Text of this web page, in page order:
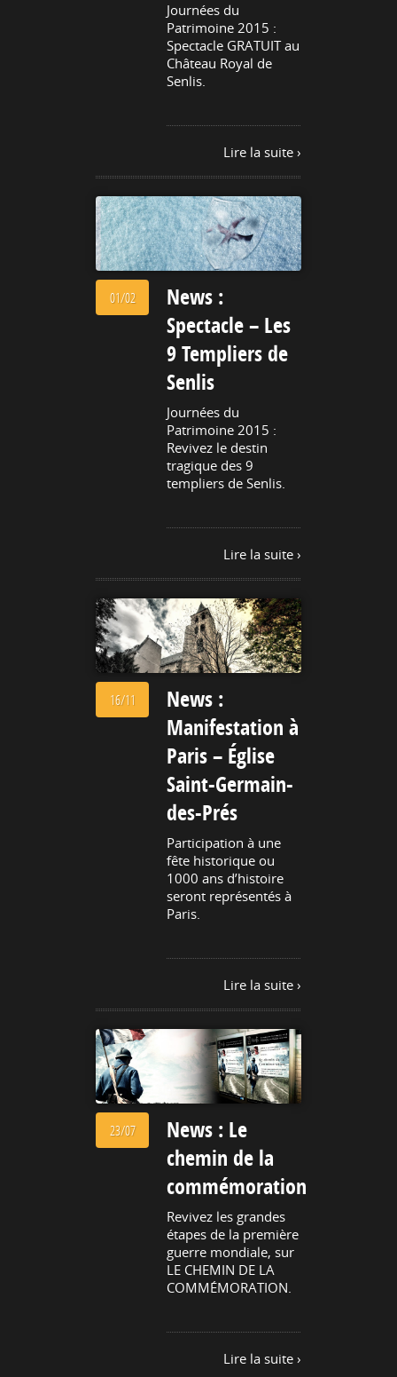
Journées du
Patrimoine 2015 :
Spectacle GRATUIT au
Château Royal de
Senlis.
Lire la suite ›
01/02
News :
Spectacle – Les
9 Templiers de
Senlis
Journées du
Patrimoine 2015 :
Revivez le destin
tragique des 9
templiers de Senlis.
Lire la suite ›
16/11
News :
Manifestation à
Paris – Église
Saint-Germain-
des-Prés
Participation à une
fête historique ou
1000 ans d’histoire
seront représentés à
Paris.
Lire la suite ›
23/07
News : Le
chemin de la
commémoration
Revivez les grandes
étapes de la première
guerre mondiale, sur
LE CHEMIN DE LA
COMMÉMORATION.
Lire la suite ›